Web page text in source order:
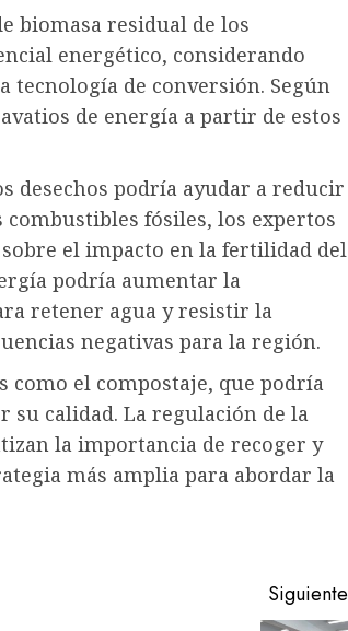
biomasa residual de los
energético, considerando
tecnología de conversión. Según
de energía a partir de estos
desechos podría ayudar a reducir
combustibles fósiles, los expertos
el impacto en la fertilidad del
podría aumentar la
retener agua y resistir la
negativas para la región.
el compostaje, que podría
calidad. La regulación de la
la importancia de recoger y
más amplia para abordar la
Siguiente